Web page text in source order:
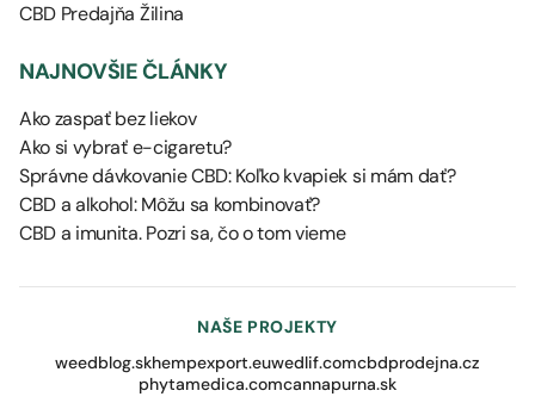
CBD Predajňa Žilina
NAJNOVŠIE ČLÁNKY
Ako zaspať bez liekov
Ako si vybrať e-cigaretu?
Správne dávkovanie CBD: Koľko kvapiek si mám dať?
CBD a alkohol: Môžu sa kombinovať?
CBD a imunita. Pozri sa, čo o tom vieme
NAŠE PROJEKTY
weedblog.skhempexport.euwedlif.comcbdprodejna.cz
phytamedica.comcannapurna.sk